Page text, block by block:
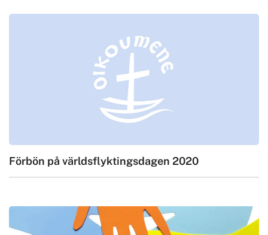
Förbön på världsflyktingsdagen 2020